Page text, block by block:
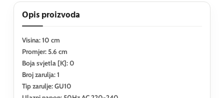
Opis proizvoda
Visina: 10 cm
Promjer: 5.6 cm
Boja svjetla [K]: 0
Broj zarulja: 1
Tip zarulje: GU10